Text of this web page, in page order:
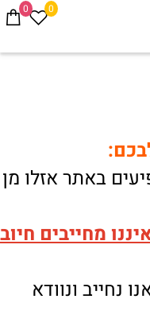
0 0
באתר אזלו מן
מחייבים חיוב
נחייב ונוודא